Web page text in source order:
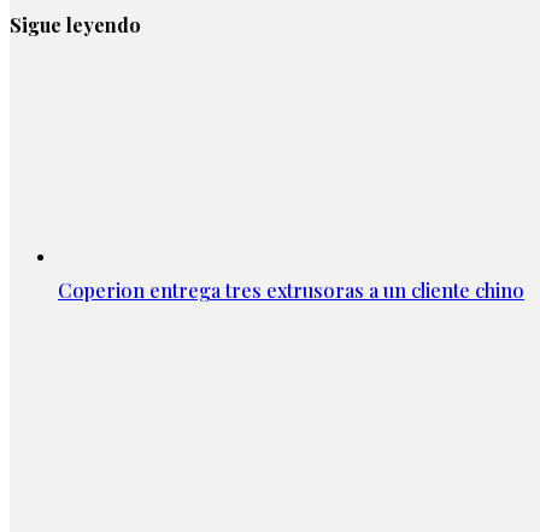
Sigue leyendo
Coperion entrega tres extrusoras a un cliente chino